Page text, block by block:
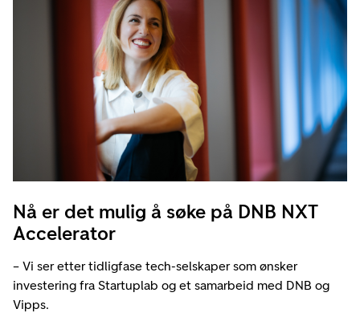
Nå er det mulig å søke på DNB NXT
Accelerator
– Vi ser etter tidligfase tech-selskaper som ønsker
investering fra Startuplab og et samarbeid med DNB og
Vipps.